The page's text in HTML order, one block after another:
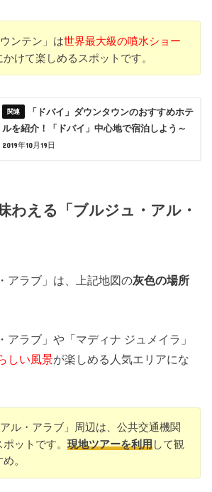
ンテン」は世界最大級の噴水ショー
けて楽しめるスポットです。
「ドバイ」ダウンタウンのおすすめホテ
ルを紹介！「ドバイ」中心地で宿泊しよう～
2019年10月19日
わえる「ブルジュ・アル・
アラブ」は、上記地図の灰色の場所
アラブ」や「マディナ ジュメイラ」
しい風景が楽しめる人気エリアにな
アル・アラブ」周辺は、公共交通機関
ポットです。現地ツアーを利用して観
。